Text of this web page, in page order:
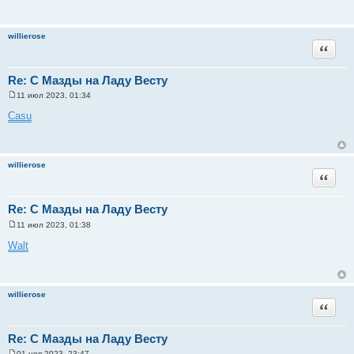
willierose
Re: С Мазды на Ладу Весту
Цитата
о
и
11 июл 2023, 01:34
Casu
willierose
Re: С Мазды на Ладу Весту
Цитата
о
о
н
и
11 июл 2023, 01:38
Walt
willierose
Re: С Мазды на Ладу Весту
Цитата